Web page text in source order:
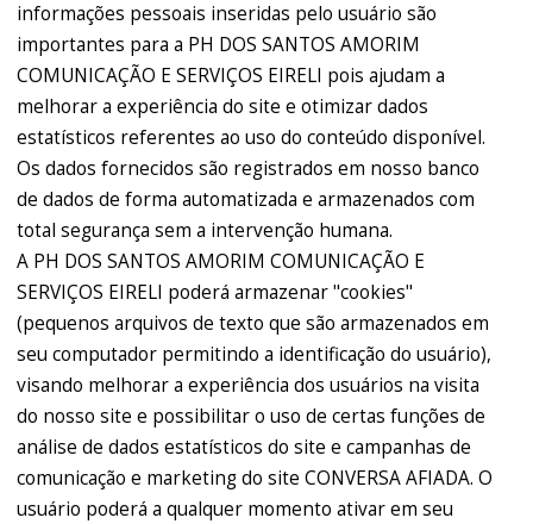
informações pessoais inseridas pelo usuário são
importantes para a PH DOS SANTOS AMORIM
COMUNICAÇÃO E SERVIÇOS EIRELI pois ajudam a
melhorar a experiência do site e otimizar dados
estatísticos referentes ao uso do conteúdo disponível.
Os dados fornecidos são registrados em nosso banco
de dados de forma automatizada e armazenados com
total segurança sem a intervenção humana.
A PH DOS SANTOS AMORIM COMUNICAÇÃO E
SERVIÇOS EIRELI poderá armazenar "cookies"
(pequenos arquivos de texto que são armazenados em
seu computador permitindo a identificação do usuário),
visando melhorar a experiência dos usuários na visita
do nosso site e possibilitar o uso de certas funções de
análise de dados estatísticos do site e campanhas de
comunicação e marketing do site CONVERSA AFIADA. O
usuário poderá a qualquer momento ativar em seu